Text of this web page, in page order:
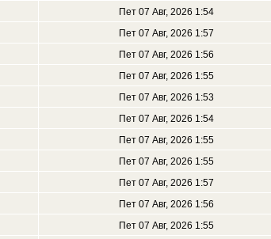
Пет 07 Авг, 2026 1:54
Пет 07 Авг, 2026 1:57
Пет 07 Авг, 2026 1:56
Пет 07 Авг, 2026 1:55
Пет 07 Авг, 2026 1:53
Пет 07 Авг, 2026 1:54
Пет 07 Авг, 2026 1:55
Пет 07 Авг, 2026 1:55
Пет 07 Авг, 2026 1:57
Пет 07 Авг, 2026 1:56
Пет 07 Авг, 2026 1:55